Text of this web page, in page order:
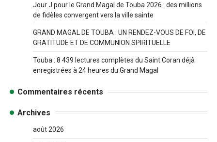
Jour J pour le Grand Magal de Touba 2026 : des millions
de fidèles convergent vers la ville sainte
GRAND MAGAL DE TOUBA : UN RENDEZ-VOUS DE FOI, DE
GRATITUDE ET DE COMMUNION SPIRITUELLE
Touba : 8 439 lectures complètes du Saint Coran déjà
enregistrées à 24 heures du Grand Magal
Commentaires récents
Archives
août 2026